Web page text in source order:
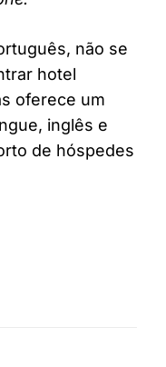
não se
hotel
oferece um
inglês e
de hóspedes